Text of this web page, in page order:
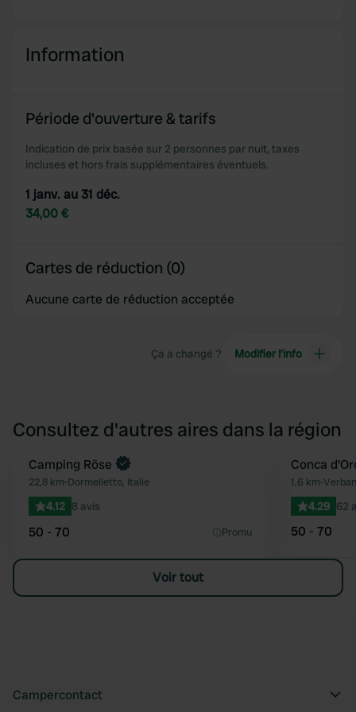
Information
Période d'ouverture & tarifs
Indication de prix basée sur 2 personnes par nuit, taxes
incluses et hors frais supplémentaires éventuels.
1 janv. au 31 déc.
34,00 €
Cartes de réduction (0)
Aucune carte de réduction acceptée
Ça a changé ? Modifier l’info
Consultez d'autres aires dans la région
Préféré
Reserve maintenant
Camping Röse
22,8 km•Dormelletto, Italie
4.12 8 avis
50 - 70 Promu
Conca
1,6 km•
4.29 62
50 - 70
Voir tout
Campercontact